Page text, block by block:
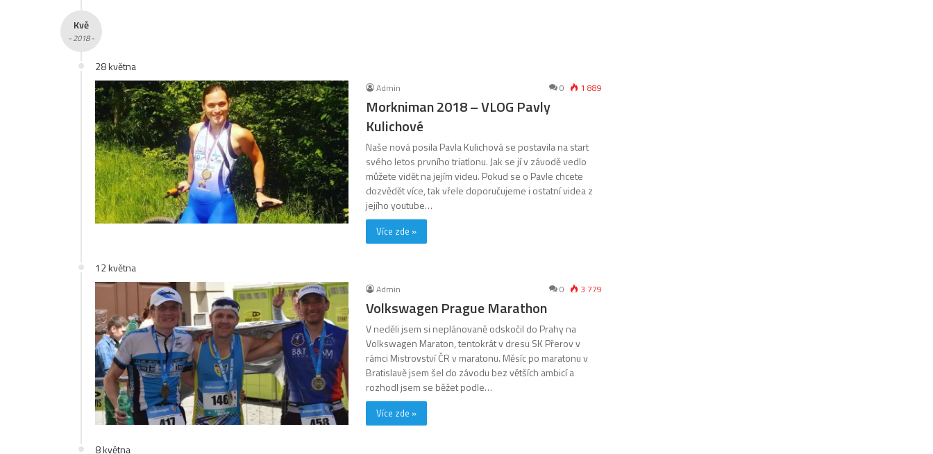
Kvě
- 2018 -
28 května
Admin 0 1 889
Morkniman 2018 – VLOG Pavly
Kulichové
Naše nová posila Pavla Kulichová se postavila na start
svého letos prvního triatlonu. Jak se jí v závodě vedlo
můžete vidět na jejím videu. Pokud se o Pavle chcete
dozvědět více, tak vřele doporučujeme i ostatní videa z
jejího youtube…
Více zde »
12 května
Admin 0 3 779
Volkswagen Prague Marathon
V neděli jsem si neplánovaně odskočil do Prahy na
Volkswagen Maraton, tentokrát v dresu SK Přerov v
rámci Mistrovství ČR v maratonu. Měsíc po maratonu v
Bratislavě jsem šel do závodu bez větších ambicí a
rozhodl jsem se běžet podle…
Více zde »
8 května